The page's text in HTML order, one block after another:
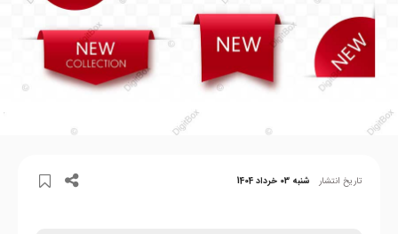
تاریخ انتشار شنبه 03 خرداد 1404